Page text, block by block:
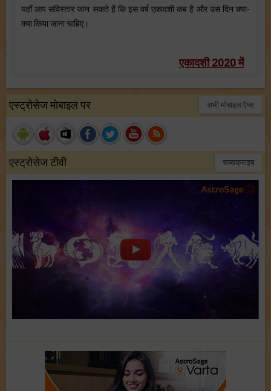
यहाँ आप सविस्तार जान सकते हैं कि इस वर्ष एकादशी कब है और उस दिन क्या-
क्या किया जाना चाहिए।
एकादशी 2020 में
एस्ट्रोसेज मोबाइल पर सभी मोबाइल ऍप्स
एस्ट्रोसेज टीवी सब्सक्राइब